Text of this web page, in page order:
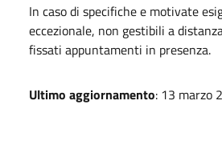
In caso di specifiche e motivate
eccezionale, non gestibili a
fissati appuntamenti in presenza.
Ultimo aggiornamento: 13 marzo